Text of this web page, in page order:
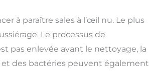
à paraître sales à l’œil nu. Le plus
Le processus de
pas enlevée avant le nettoyage, la
et des bactéries peuvent également